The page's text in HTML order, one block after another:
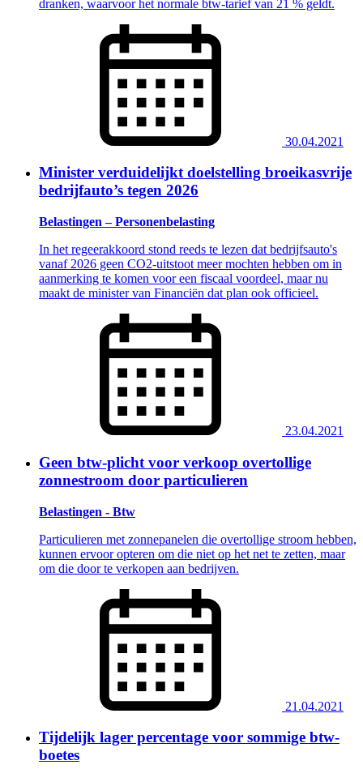
dranken, waarvoor het normale btw-tarief van 21 % geldt.
30.04.2021
Minister verduidelijkt doelstelling broeikasvrije
bedrijfauto’s tegen 2026
Belastingen – Personenbelasting
In het regeerakkoord stond reeds te lezen dat bedrijfsauto's
vanaf 2026 geen CO2-uitstoot meer mochten hebben om in
aanmerking te komen voor een fiscaal voordeel, maar nu
maakt de minister van Financiën dat plan ook officieel.
23.04.2021
Geen btw-plicht voor verkoop overtollige
zonnestroom door particulieren
Belastingen - Btw
Particulieren met zonnepanelen die overtollige stroom hebben,
kunnen ervoor opteren om die niet op het net te zetten, maar
om die door te verkopen aan bedrijven.
21.04.2021
Tijdelijk lager percentage voor sommige btw-
boetes